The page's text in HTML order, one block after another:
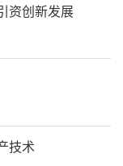
资创新发展
技术